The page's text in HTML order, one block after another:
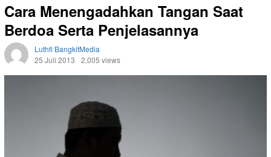
Cara Menengadahkan Tangan Saat
Berdoa Serta Penjelasannya
Luthfi BangkitMedia
25 Juli 2013
2,005 views